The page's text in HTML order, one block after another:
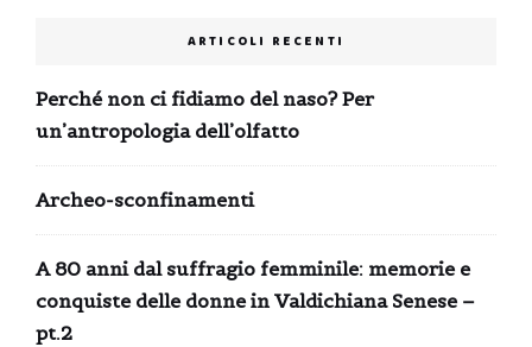
ARTICOLI RECENTI
Perché non ci fidiamo del naso? Per
un’antropologia dell’olfatto
Archeo-sconfinamenti
A 80 anni dal suffragio femminile: memorie e
conquiste delle donne in Valdichiana Senese –
pt.2